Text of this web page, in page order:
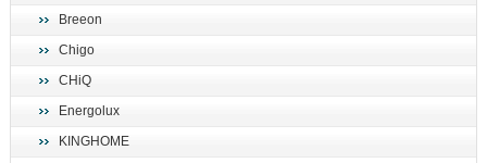
Breeon
Chigo
CHiQ
Energolux
KINGHOME